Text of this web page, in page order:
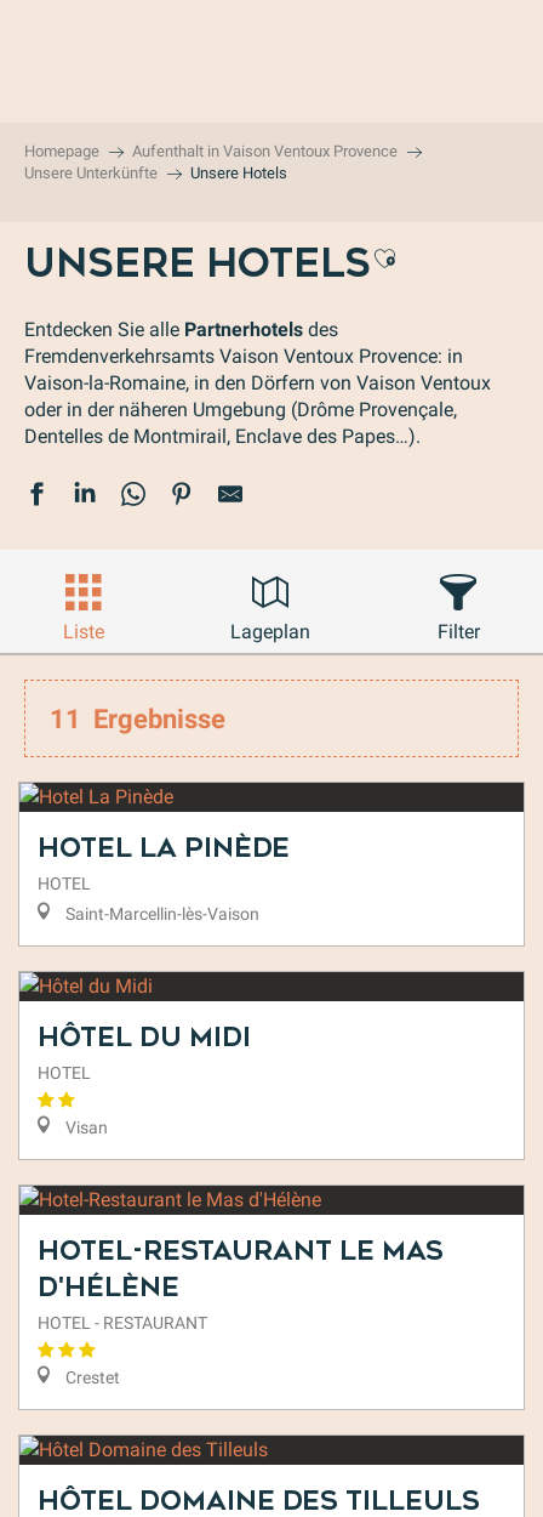
Homepage
Aufenthalt in Vaison Ventoux Provence
Unsere Unterkünfte
Unsere Hotels
UNSERE HOTELSAjouter
Entdecken Sie alle Partnerhotels des
Fremdenverkehrsamts Vaison Ventoux Provence: in
Vaison-la-Romaine, in den Dörfern von Vaison Ventoux
oder in der näheren Umgebung (Drôme Provençale,
Dentelles de Montmirail, Enclave des Papes…).
Liste Lageplan Filter
11 Ergebnisse
Hotel La Pinède
HOTEL
Saint-Marcellin-lès-Vaison
Hôtel du Midi
HOTEL
Visan
Hotel-Restaurant le Mas
d'Hélène
HOTEL - RESTAURANT
Crestet
Hôtel Domaine des Tilleuls